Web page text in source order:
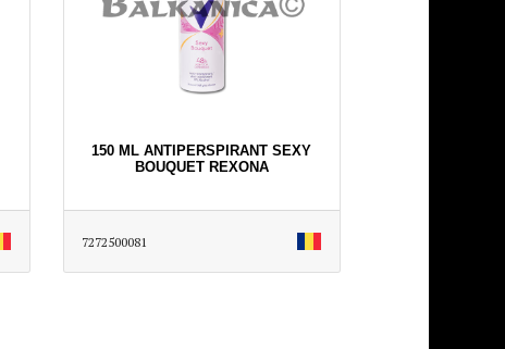
150 ML ANTIPERSPIRANT SEXY
BOUQUET REXONA
7272500081